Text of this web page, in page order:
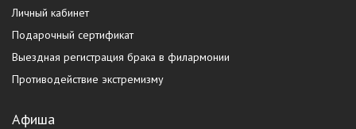
Личный кабинет
Подарочный сертификат
Выездная регистрация брака в филармонии
Противодействие экстремизму
Афиша